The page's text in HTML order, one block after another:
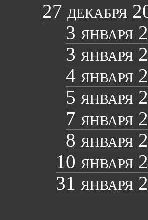
27 декабря
3 января
3 января
4 января
5 января
7 января
8 января
10 января
31 января